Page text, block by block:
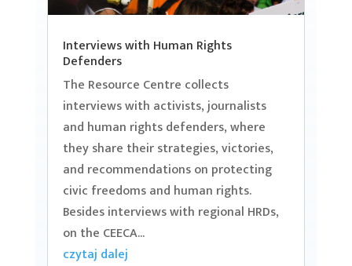
Interviews with Human Rights
Defenders
The Resource Centre collects
interviews with activists, journalists
and human rights defenders, where
they share their strategies, victories,
and recommendations on protecting
civic freedoms and human rights.
Besides interviews with regional HRDs,
on the CEECA...
czytaj dalej